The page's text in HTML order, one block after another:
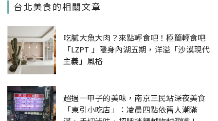
台北美食的相關文章
吃膩大魚大肉？來點輕食吧！極簡輕食吧
「LZPT 」隱身內湖五期，洋溢「沙漠現代
主義」風格
超過一甲子的美味，南京三民站深夜美食
「東引小吃店」：凌晨四點依舊人潮滿